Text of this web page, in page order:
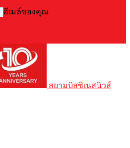
อีเมล์ของคุณ
สยามบิสซิเนสนิวส์